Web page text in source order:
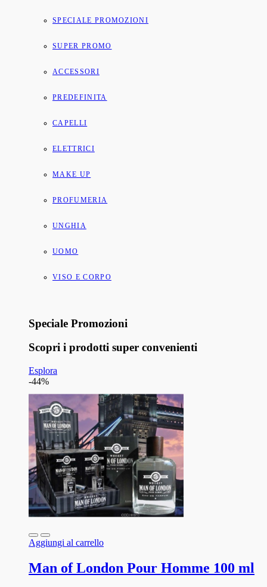
SPECIALE PROMOZIONI
SUPER PROMO
ACCESSORI
PREDEFINITA
CAPELLI
ELETTRICI
MAKE UP
PROFUMERIA
UNGHIA
UOMO
VISO E CORPO
Speciale Promozioni
Scopri i prodotti super convenienti
Esplora
-44%
Aggiungi al carrello
Man of London Pour Homme 100 ml